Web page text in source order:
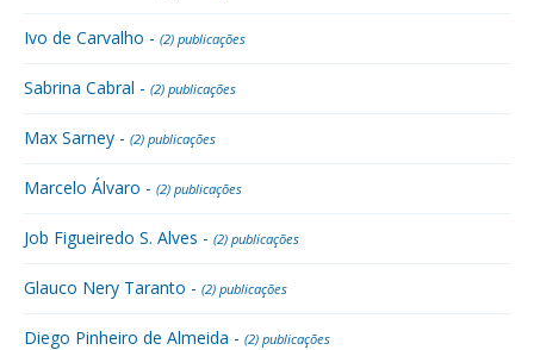
Ivo de Carvalho - (2) publicações
Sabrina Cabral - (2) publicações
Max Sarney - (2) publicações
Marcelo Álvaro - (2) publicações
Job Figueiredo S. Alves - (2) publicações
Glauco Nery Taranto - (2) publicações
Diego Pinheiro de Almeida - (2) publicações